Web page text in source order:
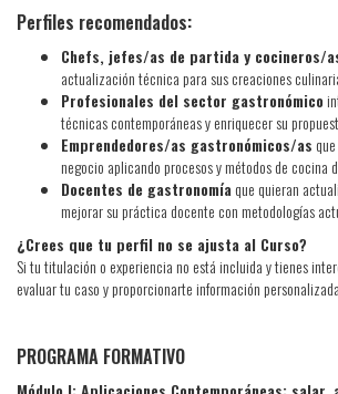
Perfiles recomendados:
Chefs, jefes/as de partida y cocineros/
actualización técnica para sus creaciones
Profesionales del sector gastronómico
técnicas contemporáneas y enriquecer su
Emprendedores/as gastronómicos/as
negocio aplicando procesos y métodos de cocina
Docentes de gastronomía que quieran
mejorar su práctica docente con metodologías
¿Crees que tu perfil no se ajusta al Curso?
Si tu titulación o experiencia no está incluida y tienes
evaluar tu caso y proporcionarte información
PROGRAMA FORMATIVO